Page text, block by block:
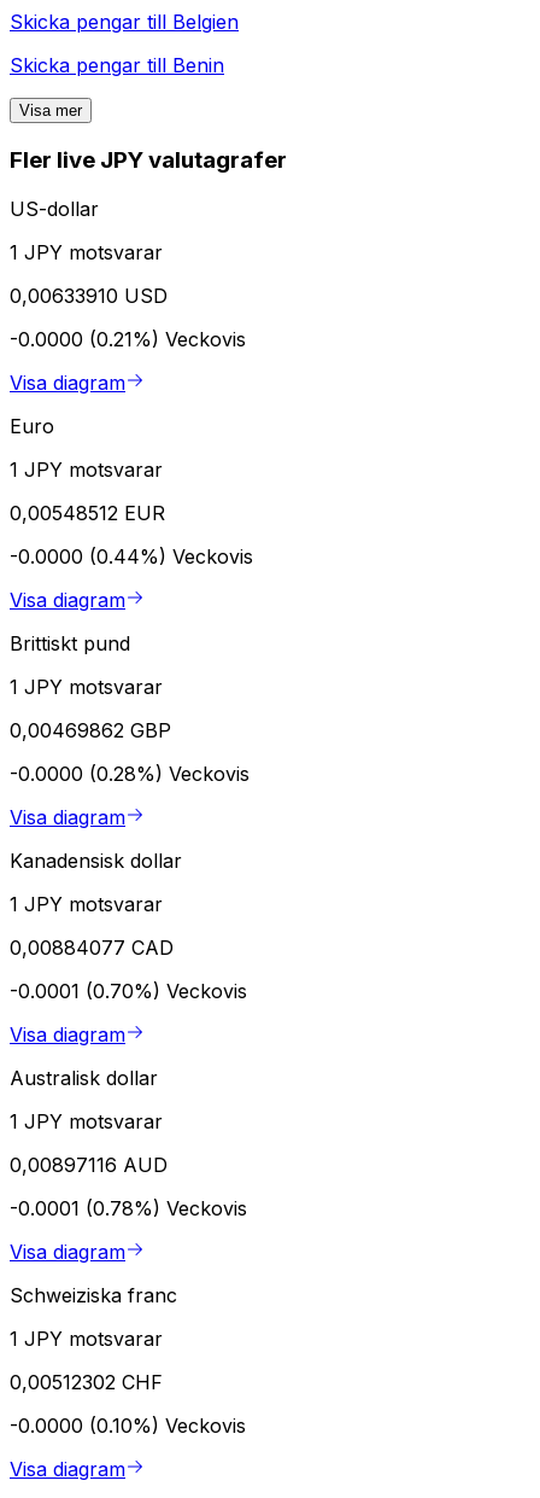
Skicka pengar till Belgien
Skicka pengar till Benin
Visa mer
Fler live JPY valutagrafer
US-dollar
1 JPY motsvarar
0,00633910 USD
-0.0000 (0.21%) Veckovis
Visa diagram
Euro
1 JPY motsvarar
0,00548512 EUR
-0.0000 (0.44%) Veckovis
Visa diagram
Brittiskt pund
1 JPY motsvarar
0,00469862 GBP
-0.0000 (0.28%) Veckovis
Visa diagram
Kanadensisk dollar
1 JPY motsvarar
0,00884077 CAD
-0.0001 (0.70%) Veckovis
Visa diagram
Australisk dollar
1 JPY motsvarar
0,00897116 AUD
-0.0001 (0.78%) Veckovis
Visa diagram
Schweiziska franc
1 JPY motsvarar
0,00512302 CHF
-0.0000 (0.10%) Veckovis
Visa diagram